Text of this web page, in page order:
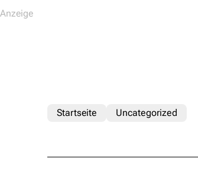
Startseite Uncategorized